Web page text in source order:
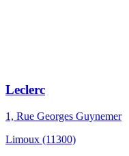
Leclerc
1, Rue Georges Guynemer
Limoux (11300)